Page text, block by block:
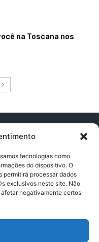
tecnologias como
do dispositivo. O
permitirá processar dados
exclusivos neste site. Não
negativamente certos
na Toscana nos